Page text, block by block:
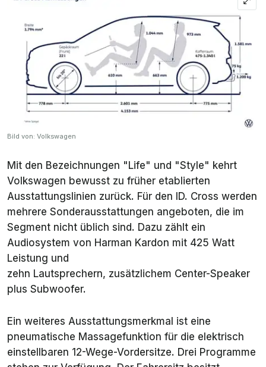
Bild von: Volkswagen
Mit den Bezeichnungen "Life" und "Style" kehrt
Volkswagen bewusst zu früher etablierten
Ausstattungslinien zurück. Für den ID. Cross werden
mehrere Sonderausstattungen angeboten, die im
Segment nicht üblich sind. Dazu zählt ein
Audiosystem von Harman Kardon mit 425 Watt
Leistung und
zehn Lautsprechern, zusätzlichem Center-Speaker
plus Subwoofer.
Ein weiteres Ausstattungsmerkmal ist eine
pneumatische Massagefunktion für die elektrisch
einstellbaren 12-Wege-Vordersitze. Drei Programme